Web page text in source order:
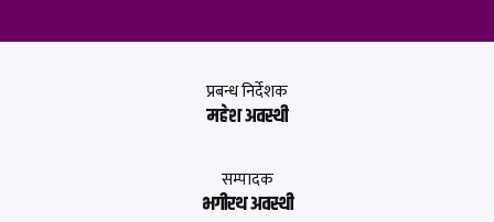
प्रबन्ध निर्देशक
महेश अवस्थी
सम्पादक
भगीरथ अवस्थी